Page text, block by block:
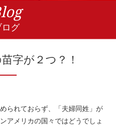
ログ
字が２つ？！
られておらず、「夫婦同姓」が
アメリカの国々ではどうでしょ